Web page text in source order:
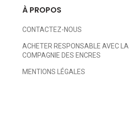
À PROPOS
CONTACTEZ-NOUS
ACHETER RESPONSABLE AVEC LA
COMPAGNIE DES ENCRES
MENTIONS LÉGALES